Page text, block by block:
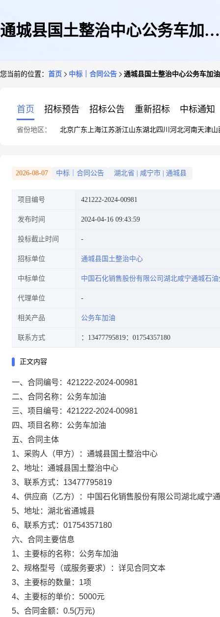
通城县国土整治中心公务车加油
您当前的位置： 首页 中标｜合同公告 通城县国土整治中心公务车加
首页 招标预告 招标公告 重新招标 中标通知
省份地区： 北京广东 上海江苏浙江山东湖北四川 河北河南天津山
2026-08-07 中标｜合同公告 湖北省 咸宁市 通城县
项目编号 421222-2024-00981
发布时间 2024-04-16 09:43:59
投标截止时间
招标单位 通城县国土整治中心
中标单位 中国石化销售股份有限公司湖北咸宁通城石
代理单位
相关产品 公务车加油
联系方式 ：13477795819：01754357180
正文内容
一、合同编号： 421222-2024-00981
二、合同名称： 公务车加油
三、项目编号： 421222-2024-00981
四、项目名称： 公务车加油
五、合同主体
1、采购人（甲方）： 通城县国土整治中心
2、地址： 通城县国土整治中心
3、联系方式： 13477795819
4、供应商（乙方）： 中国石化销售股份有限公司湖北咸宁
5、地址： 湖北省通城县
6、联系方式： 01754357180
六、合同主要信息
1、主要标的名称： 公务车加油
2、规格型号（或服务要求）： 详见合同文本
3、主要标的数量： 1项
4、主要标的单价： 5000元
5、合同金额： 0.5(万元)